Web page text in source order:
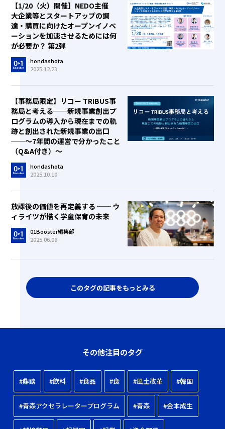
【1/20（火）開催】NEDO主催
大企業等とスタートアップの調
達・購買に向けたオープンイノベ
ーションを加速させるためには何
が必要か？ 第2弾
hondashota
2025.12.23
【事務局限定】リコー TRIBUS事
務局と考える──新規事業創出プ
ログラムの導入から現在までの軌
跡と創出された新規事業の出口
──～7年間の運営で分かったこと
（Q&A付き）～
hondashota
2025.10.10
放課後の価値を再定義する ── ウ
ィライツが描く学童保育の未来
01Booster編集部
2025.06.06
このタグの記事をもっとみる
その他注目のタグ
#鼎談 #飲料 #食品 #食 #風土改革 #韓国
#青森アクセラレータープログラム #青森 #金本成生